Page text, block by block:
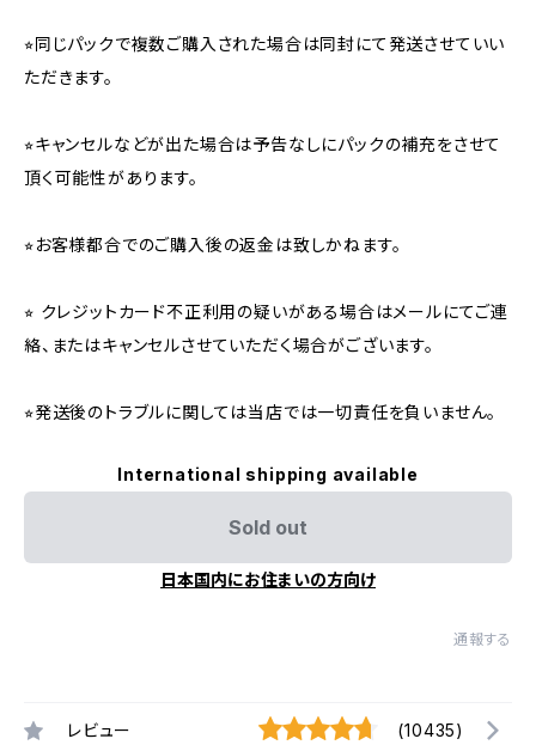
⭐︎同じパックで複数ご購入された場合は同封にて発送させていい
ただきます。
⭐︎キャンセルなどが出た場合は予告なしにパックの補充をさせて
頂く可能性があります。
⭐︎お客様都合でのご購入後の返金は致しかねます。
⭐︎ クレジットカード不正利用の疑いがある場合はメールにてご連
絡、またはキャンセルさせていただく場合がございます。
⭐︎発送後のトラブルに関しては当店では一切責任を負いません。
International shipping available
Sold out
日本国内にお住まいの方向け
通報する
レビュー (10435)